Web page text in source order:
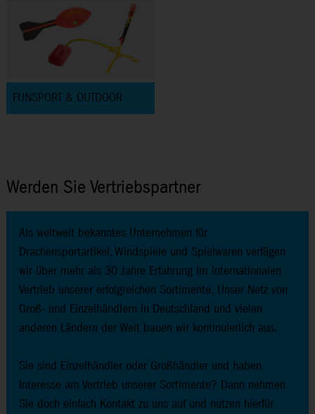
FUNSPORT & OUTDOOR
Werden Sie Vertriebspartner
Als weltweit bekanntes Unternehmen für
Drachensportartikel, Windspiele und Spielwaren verfügen
wir über mehr als 30 Jahre Erfahrung im internationalen
Vertrieb unserer erfolgreichen Sortimente. Unser Netz von
Groß- und Einzelhändlern in Deutschland und vielen
anderen Ländern der Welt bauen wir kontinuierlich aus.
Sie sind Einzelhändler oder Großhändler und haben
Interesse am Vertrieb unserer Sortimente? Dann nehmen
Sie doch einfach Kontakt zu uns auf und nutzen hierfür